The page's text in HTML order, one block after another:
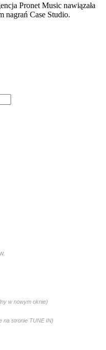
Pronet Music nawiązała
nagrań Case Studio.
w nowym oknie)
na stronie TUNE IN)